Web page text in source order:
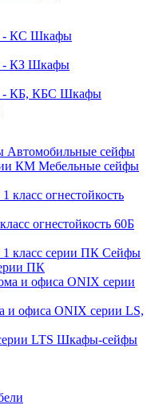
Шкафы
Шкафы
Шкафы
Автомобильные сейфы
Мебельные сейфы
огнестойкость 60Б
Сейфы
ПК
офиса ONIX серии LS,
Шкафы-сейфы